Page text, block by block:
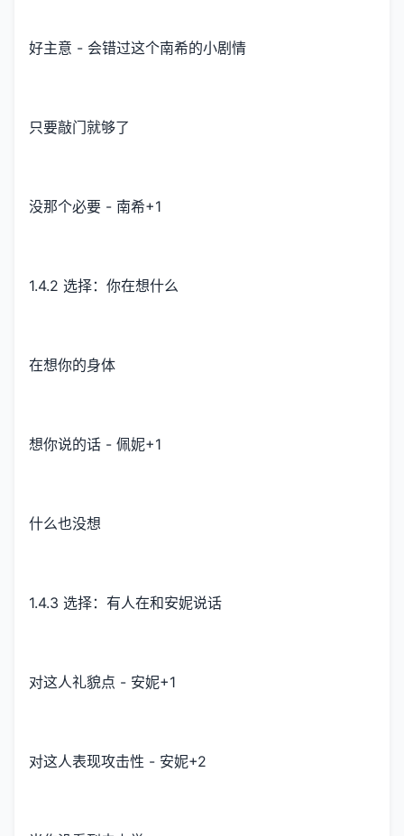
好主意 - 会错过这个南希的小剧情
只要敲门就够了
没那个必要 - 南希+1
1.4.2 选择：你在想什么
在想你的身体
想你说的话 - 佩妮+1
什么也没想
1.4.3 选择：有人在和安妮说话
对这人礼貌点 - 安妮+1
对这人表现攻击性 - 安妮+2